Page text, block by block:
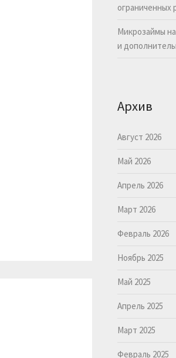
ограниченных
Микрозаймы
и
Архив
Август 2026
Май 2026
Апрель 2026
Март 2026
Февраль 2026
Ноябрь 2025
Май 2025
Апрель 2025
Март 2025
Февраль 2025